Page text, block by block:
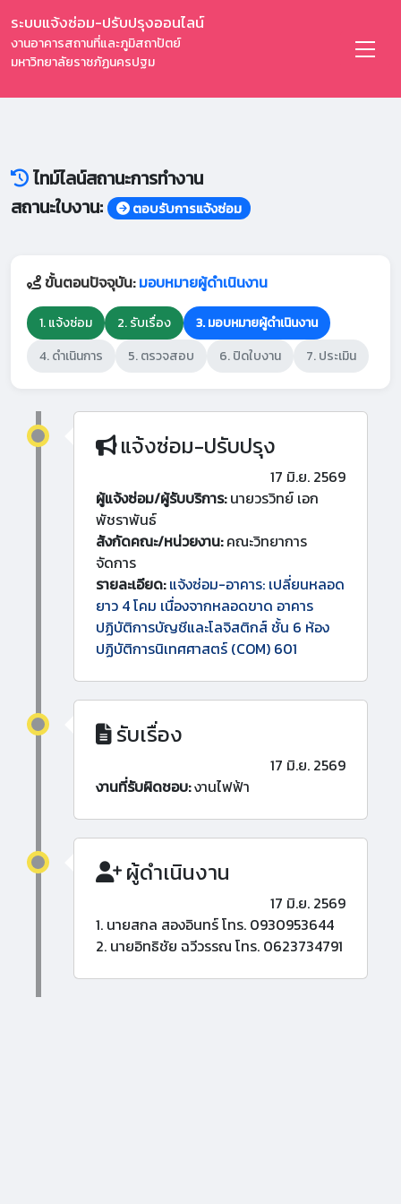
ระบบแจ้งซ่อม-ปรับปรุงออนไลน์
งานอาคารสถานที่และภูมิสถาปัตย์
มหาวิทยาลัยราชภัฏนครปฐม
ไทม์ไลน์สถานะการทำงาน
สถานะใบงาน:
ตอบรับการแจ้งซ่อม
ขั้นตอนปัจจุบัน:มอบหมายผู้ดำเนินงาน
1. แจ้งซ่อม 2. รับเรื่อง
3. มอบหมายผู้ดำเนินงาน
4. ดำเนินการ
5. ตรวจสอบ 6. ปิดใบงาน 7. ประเมิน
แจ้งซ่อม-ปรับปรุง
17 มิ.ย. 2569
ผู้แจ้งซ่อม/ผู้รับบริการ:นายวรวิทย์ เอก
พัชราพันธ์
สังกัดคณะ/หน่วยงาน:คณะวิทยาการ
จัดการ
รายละเอียด: แจ้งซ่อม-อาคาร: เปลี่ยนหลอด
ยาว 4 โคม เนื่องจากหลอดขาด อาคาร
ปฏิบัติการบัญชีและโลจิสติกส์ ชั้น 6 ห้อง
ปฏิบัติการนิเทศศาสตร์ (COM) 601
รับเรื่อง
17 มิ.ย. 2569
งานที่รับผิดชอบ:งานไฟฟ้า
ผู้ดำเนินงาน
17 มิ.ย. 2569
1. นายสกล สองอินทร์ โทร. 0930953644
2. นายอิทธิชัย ฉวีวรรณ โทร. 0623734791